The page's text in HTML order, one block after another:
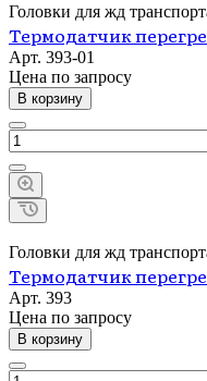
Головки для жд
Термодатчик
Арт. 393-01
Цена по запросу
В корзину
Головки для жд
Термодатчик
Арт. 393
Цена по запросу
В корзину